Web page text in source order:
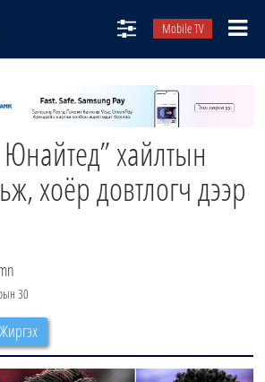
Mobile TV
хайлтын
хоёр довтлогч дээр
30
Жиргэх